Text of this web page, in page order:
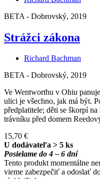
BETA - Dobrovský, 2019
Strážci zákona
Richard Bachman
BETA - Dobrovský, 2019
Ve Wentworthu v Ohiu
ulici je všechno, jak má být.
předplatitele; děti se škorpí
trávníku před domem
15,70 €
U dodávateľa > 5 ks
Posielame do 4 – 6 dní
Tento produkt momentálne
vieme zabezpečiť a odoslať